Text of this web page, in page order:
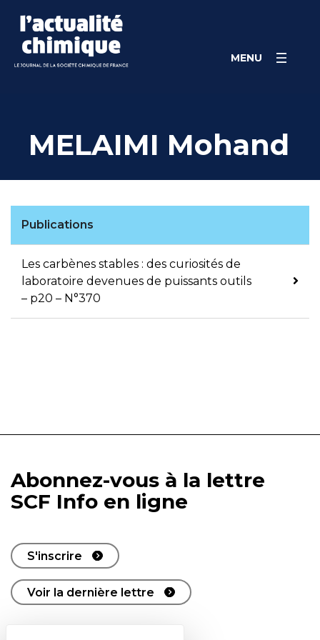
content
MENU
MELAIMI Mohand
Publications
Les carbènes stables : des curiosités de
laboratoire devenues de puissants outils
– p20 – N°370
Abonnez-vous à la lettre
SCF Info en ligne
S'inscrire
Voir la dernière lettre